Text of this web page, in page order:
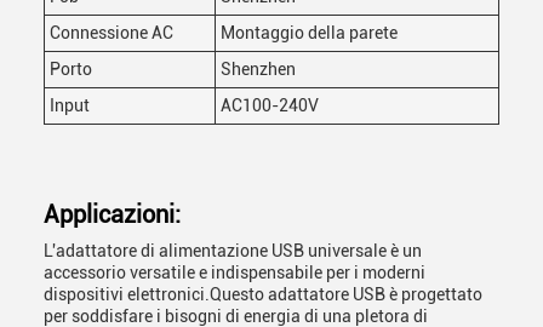
Connessione AC
Montaggio della parete
Porto
Shenzhen
Input
AC100-240V
Applicazioni:
L'adattatore di alimentazione USB universale è un
accessorio versatile e indispensabile per i moderni
dispositivi elettronici.Questo adattatore USB è progettato
per soddisfare i bisogni di energia di una pletora di